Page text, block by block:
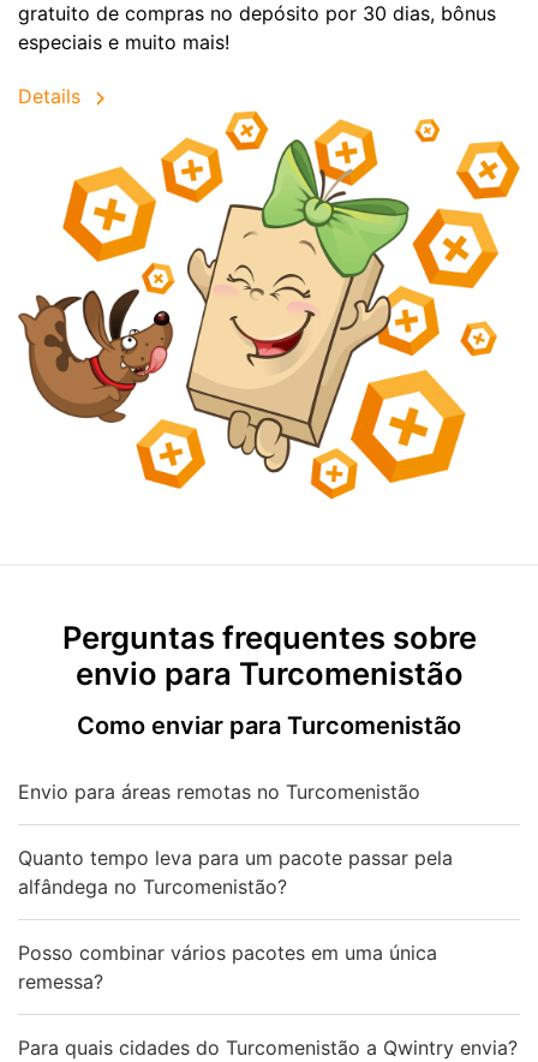
gratuito de compras no depósito por 30 dias, bônus
especiais e muito mais!
Details
Perguntas frequentes sobre
envio para Turcomenistão
Como enviar para Turcomenistão
Envio para áreas remotas no Turcomenistão
Quanto tempo leva para um pacote passar pela
alfândega no Turcomenistão?
Posso combinar vários pacotes em uma única
remessa?
Para quais cidades do Turcomenistão a Qwintry envia?